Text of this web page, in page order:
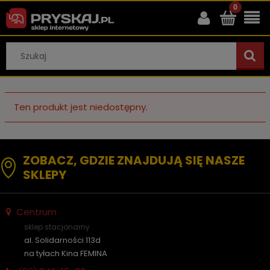
Ten produkt jest niedostępny.
ZOBACZ, GDZIE ZNAJDUJĄ SIĘ NASZE
SKLEPY
Centrum
sklep stacjonarny
al. Solidarności 113d
na tyłach Kina FEMINA